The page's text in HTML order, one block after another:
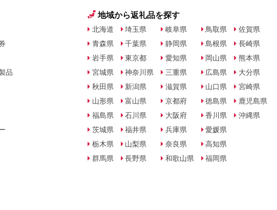
品
地域から返礼品を探す
北海道
青森県
岩手県
宮城県
秋田県
山形県
福島県
茨城県
栃木県
群馬県
埼玉県
千葉県
東京都
神奈川県
新潟県
富山県
石川県
福井県
山梨県
長野県
岐阜県
静岡県
愛知県
三重県
滋賀県
京都府
大阪府
兵庫県
奈良県
和歌山県
鳥取県
島根県
岡山県
広島県
山口県
徳島県
香川県
愛媛県
高知県
福岡県
佐賀県
長崎県
熊本県
大分県
宮崎県
鹿児島県
沖縄県